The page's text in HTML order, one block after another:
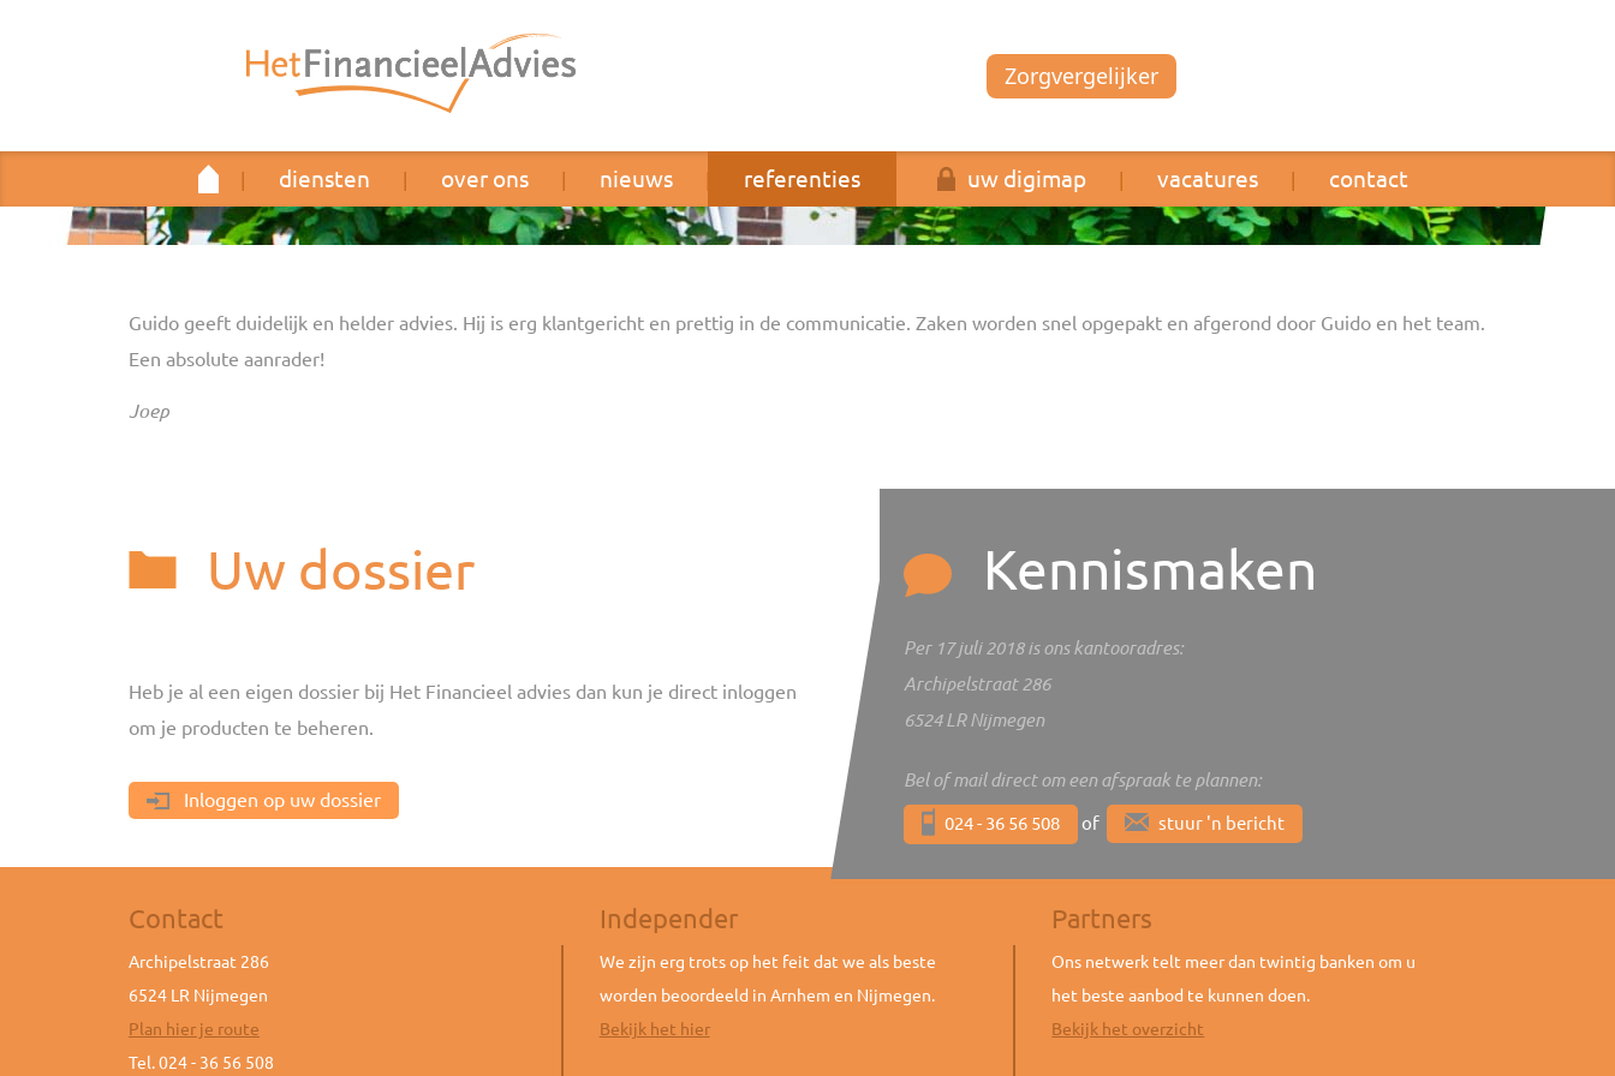
Zorgvergelijker
diensten over ons nieuws referenties uw digimap vacatures contact
Guido geeft duidelijk en helder advies. Hij is erg klantgericht en prettig in de communicatie. Zaken worden snel opgepakt en afgerond door Guido en het team.
Een absolute aanrader!
Joep
Uw dossier
Heb je al een eigen dossier bij Het Financieel advies dan kun je direct inloggen
om je producten te beheren.
Inloggen op uw dossier
Kennismaken
Per 17 juli 2018 is ons kantooradres:
Archipelstraat 286
6524 LR Nijmegen
Bel of mail direct om een afspraak te plannen:
024 - 36 56 508 of stuur 'n bericht
Contact
Archipelstraat 286
6524 LR Nijmegen
Plan hier je route
Tel. 024 - 36 56 508
Independer
We zijn erg trots op het feit dat we als beste
worden beoordeeld in Arnhem en Nijmegen.
Bekijk het hier
Partners
Ons netwerk telt meer dan twintig banken om u
het beste aanbod te kunnen doen.
Bekijk het overzicht